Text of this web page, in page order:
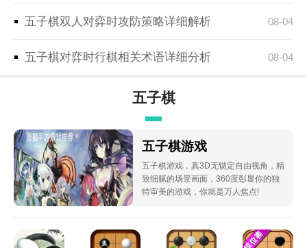
五子棋双人对弈时攻防策略详细解析 08-04
五子棋对弈时行棋相关术语详细分析 08-04
五子棋
五子棋游戏
五子棋游戏，真3D无锁定自由视角，精
致细腻的场景画面，360度彰显你的独
特审美的游戏，你就是万人焦点!